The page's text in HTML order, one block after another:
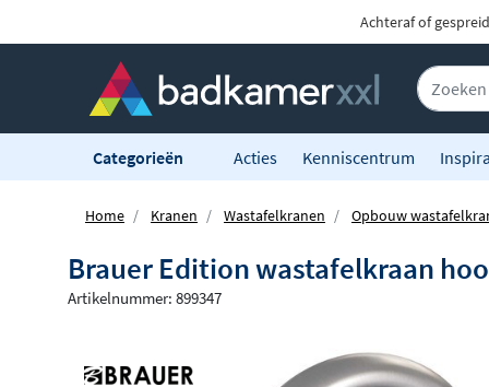
Achteraf of
Categorieën Acties Kenniscentrum
Home Kranen Wastafelkranen Opbouw
Brauer Edition wastafelkraan
Artikelnummer: 899347